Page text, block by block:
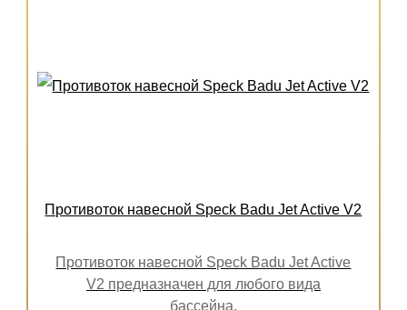
Противоток навесной Speck Badu Jet Active V2
Противоток навесной Speck Badu Jet Active
V2 предназначен для любого вида
бассейна.